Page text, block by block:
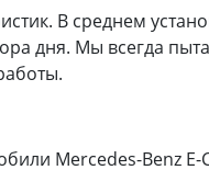
В среднем
дня. Мы всегда
Mercedes-Benz E-